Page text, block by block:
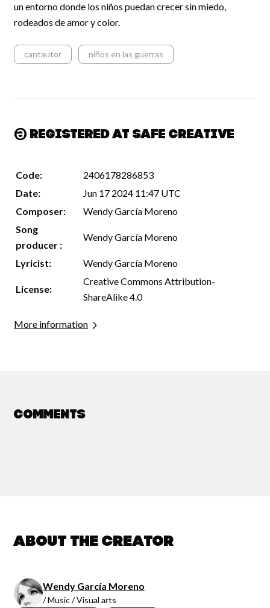
un entorno donde los niños puedan crecer sin miedo,
rodeados de amor y color.
cantautor niños en las guerras
Registered at Safe Creative
Code:
2406178286853
Date:
Jun 17 2024 11:47 UTC
Composer:
Wendy García Moreno
Song
producer :
Wendy García Moreno
Lyricist: Wendy García Moreno
License:
Creative Commons Attribution-
ShareAlike 4.0
More information
Comments
About the creator
Wendy García Moreno
/ Music / Visual arts